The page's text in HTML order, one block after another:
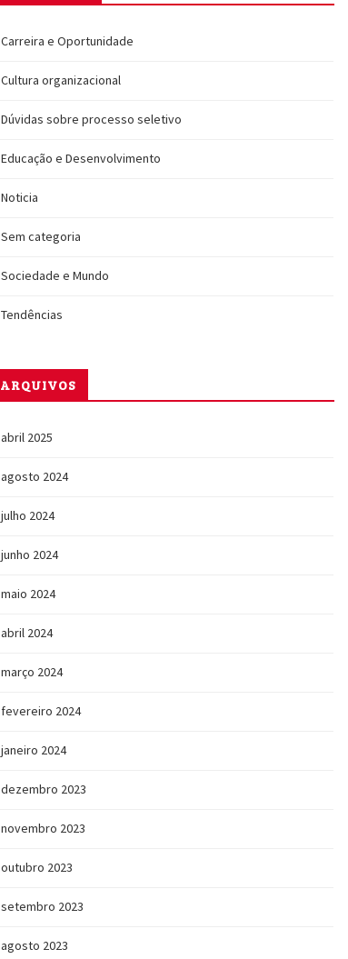
Carreira e Oportunidade
Cultura organizacional
Dúvidas sobre processo seletivo
Educação e Desenvolvimento
Noticia
Sem categoria
Sociedade e Mundo
Tendências
ARQUIVOS
abril 2025
agosto 2024
julho 2024
junho 2024
maio 2024
abril 2024
março 2024
fevereiro 2024
janeiro 2024
dezembro 2023
novembro 2023
outubro 2023
setembro 2023
agosto 2023